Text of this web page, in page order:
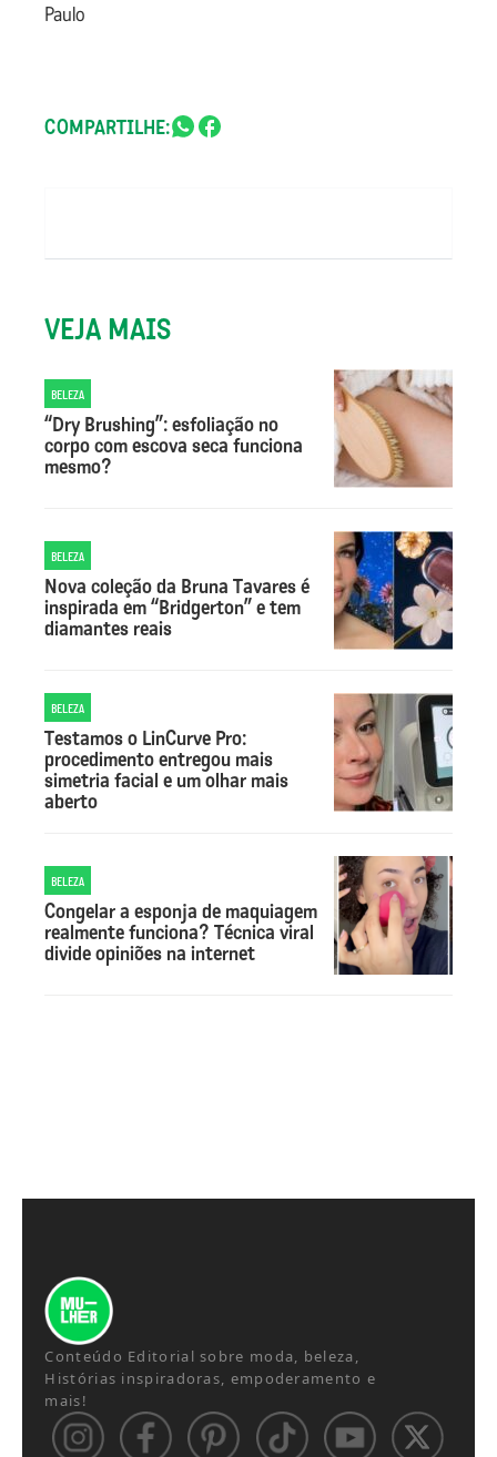
Paulo
COMPARTILHE:
VEJA MAIS
BELEZA
“Dry Brushing”: esfoliação no
corpo com escova seca funciona
mesmo?
BELEZA
Nova coleção da Bruna Tavares é
inspirada em “Bridgerton” e tem
diamantes reais
BELEZA
Testamos o LinCurve Pro:
procedimento entregou mais
simetria facial e um olhar mais
aberto
BELEZA
Congelar a esponja de maquiagem
realmente funciona? Técnica viral
divide opiniões na internet
Conteúdo Editorial sobre moda, beleza,
Histórias inspiradoras, empoderamento e
mais!